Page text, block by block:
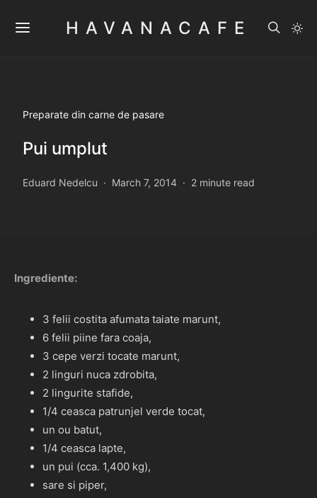
HAVANACAFE
Preparate din carne de pasare
Pui umplut
Eduard Nedelcu March 7, 2014 2 minute read
Ingrediente:
3 felii costita afumata taiate marunt,
6 felii piine fara coaja,
3 cepe verzi tocate marunt,
2 linguri nuca zdrobita,
2 lingurite stafide,
1/4 ceasca patrunjel verde tocat,
un ou batut,
1/4 ceasca lapte,
un pui (cca. 1,400 kg),
sare si piper,